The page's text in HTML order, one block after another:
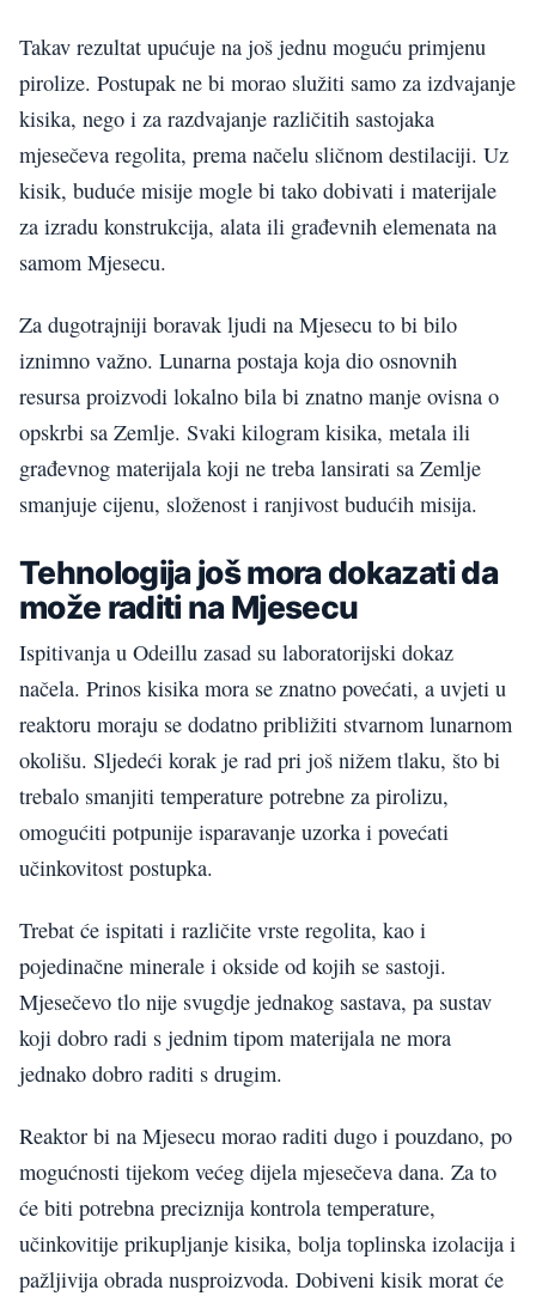
Takav rezultat upućuje na još jednu moguću primjenu
pirolize. Postupak ne bi morao služiti samo za izdvajanje
kisika, nego i za razdvajanje različitih sastojaka
mjesečeva regolita, prema načelu sličnom destilaciji. Uz
kisik, buduće misije mogle bi tako dobivati i materijale
za izradu konstrukcija, alata ili građevnih elemenata na
samom Mjesecu.
Za dugotrajniji boravak ljudi na Mjesecu to bi bilo
iznimno važno. Lunarna postaja koja dio osnovnih
resursa proizvodi lokalno bila bi znatno manje ovisna o
opskrbi sa Zemlje. Svaki kilogram kisika, metala ili
građevnog materijala koji ne treba lansirati sa Zemlje
smanjuje cijenu, složenost i ranjivost budućih misija.
Tehnologija još mora dokazati da
može raditi na Mjesecu
Ispitivanja u Odeillu zasad su laboratorijski dokaz
načela. Prinos kisika mora se znatno povećati, a uvjeti u
reaktoru moraju se dodatno približiti stvarnom lunarnom
okolišu. Sljedeći korak je rad pri još nižem tlaku, što bi
trebalo smanjiti temperature potrebne za pirolizu,
omogućiti potpunije isparavanje uzorka i povećati
učinkovitost postupka.
Trebat će ispitati i različite vrste regolita, kao i
pojedinačne minerale i okside od kojih se sastoji.
Mjesečevo tlo nije svugdje jednakog sastava, pa sustav
koji dobro radi s jednim tipom materijala ne mora
jednako dobro raditi s drugim.
Reaktor bi na Mjesecu morao raditi dugo i pouzdano, po
mogućnosti tijekom većeg dijela mjesečeva dana. Za to
će biti potrebna preciznija kontrola temperature,
učinkovitije prikupljanje kisika, bolja toplinska izolacija i
pažljivija obrada nusproizvoda. Dobiveni kisik morat će